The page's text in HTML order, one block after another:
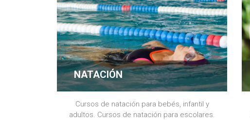
NATACIÓN
Cursos de natación para bebés, infantil y
adultos. Cursos de natación para escolares.